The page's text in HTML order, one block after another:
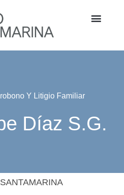
Y Litigio Familiar
Díaz S.G.